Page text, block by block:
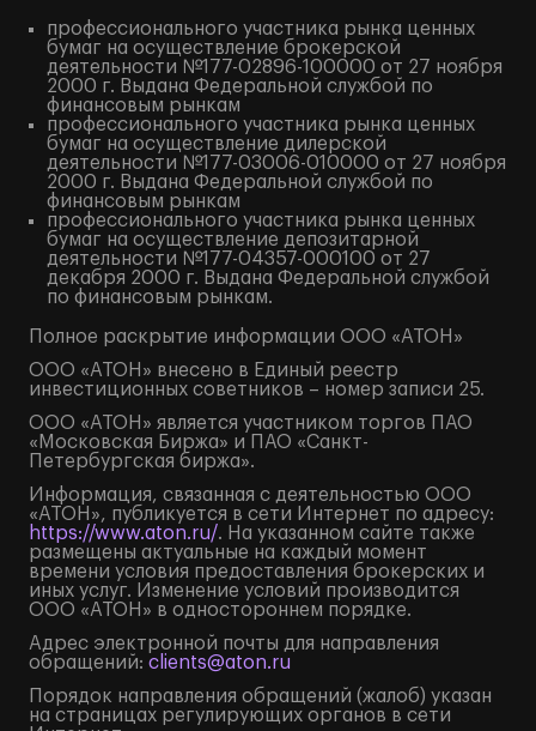
профессионального участника рынка ценных
бумаг на осуществление брокерской
деятельности №177-02896-100000 от 27 ноября
2000 г. Выдана Федеральной службой по
финансовым рынкам
профессионального участника рынка ценных
бумаг на осуществление дилерской
деятельности №177-03006-010000 от 27 ноября
2000 г. Выдана Федеральной службой по
финансовым рынкам
профессионального участника рынка ценных
бумаг на осуществление депозитарной
деятельности №177-04357-000100 от 27
декабря 2000 г. Выдана Федеральной службой
по финансовым рынкам.
Полное раскрытие информации ООО «АТОН»
ООО «АТОН» внесено в Единый реестр
инвестиционных советников – номер записи 25.
ООО «АТОН» является участником торгов ПАО
«Московская Биржа» и ПАО «Санкт-
Петербургская биржа».
Информация, связанная с деятельностью ООО
«АТОН», публикуется в сети Интернет по адресу:
https://www.aton.ru/. На указанном сайте также
размещены актуальные на каждый момент
времени условия предоставления брокерских и
иных услуг. Изменение условий производится
ООО «АТОН» в одностороннем порядке.
Адрес электронной почты для направления
обращений: clients@aton.ru
Порядок направления обращений (жалоб) указан
на страницах регулирующих органов в сети